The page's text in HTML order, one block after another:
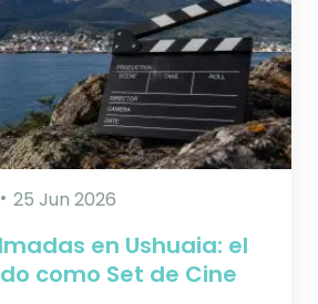
25 Jun 2026
en Ushuaia: el
como Set de Cine